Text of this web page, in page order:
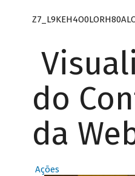
do
da
Ações